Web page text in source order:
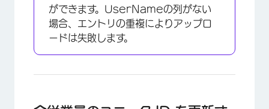
ができます。UserNameの列がない
場合、エントリの重複によりアップロ
ードは失敗します。